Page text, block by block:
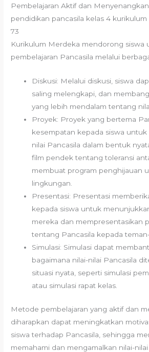
Pembelajaran Aktif dan
pendidikan pancasila kelas 4
73
Kurikulum Merdeka mendorong siswa
pembelajaran Pancasila melalui
Diskusi: Melalui diskusi, siswa
saling melengkapi, dan
yang lebih mendalam tentang
Proyek: Proyek yang bertema
kesempatan kepada siswa
nilai Pancasila dalam bentuk
film pendek tentang toleransi
membuat program penghijauan
lingkungan.
Presentasi: Presentasi
kepada siswa untuk
mereka dan mempresentasikan
tentang Pancasila kepada
Simulasi: Simulasi dapat
bagaimana nilai-nilai Pancasila
situasi nyata, seperti simulasi
atau simulasi rapat kelas.
Metode pembelajaran yang aktif dan
diharapkan dapat meningkatkan
siswa terhadap Pancasila, sehingga
memahami dan mengamalkan nilai-